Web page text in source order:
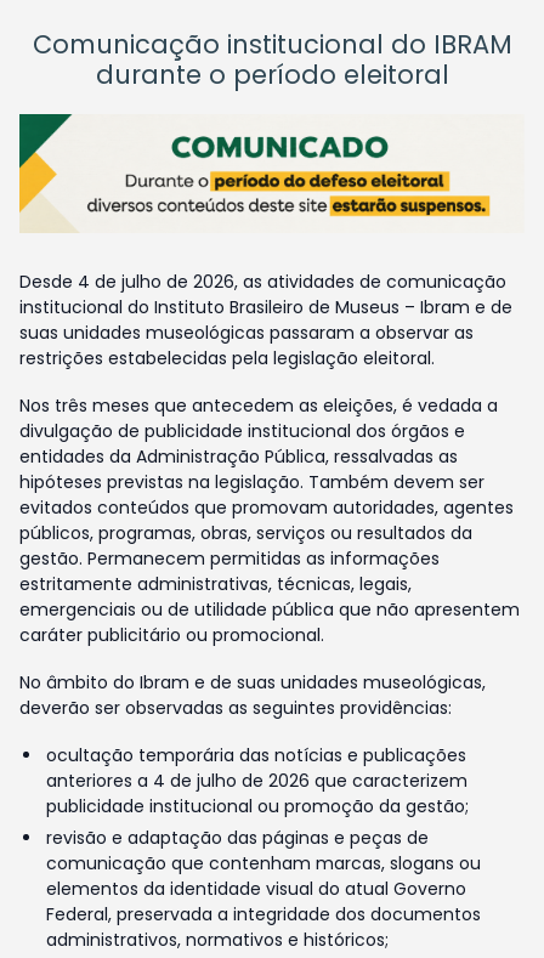
Comunicação institucional do IBRAM
durante o período eleitoral
Desde 4 de julho de 2026, as atividades de comunicação
institucional do Instituto Brasileiro de Museus – Ibram e de
suas unidades museológicas passaram a observar as
restrições estabelecidas pela legislação eleitoral.
Nos três meses que antecedem as eleições, é vedada a
divulgação de publicidade institucional dos órgãos e
entidades da Administração Pública, ressalvadas as
hipóteses previstas na legislação. Também devem ser
evitados conteúdos que promovam autoridades, agentes
públicos, programas, obras, serviços ou resultados da
gestão. Permanecem permitidas as informações
estritamente administrativas, técnicas, legais,
emergenciais ou de utilidade pública que não apresentem
caráter publicitário ou promocional.
No âmbito do Ibram e de suas unidades museológicas,
deverão ser observadas as seguintes providências:
ocultação temporária das notícias e publicações
anteriores a 4 de julho de 2026 que caracterizem
publicidade institucional ou promoção da gestão;
revisão e adaptação das páginas e peças de
comunicação que contenham marcas, slogans ou
elementos da identidade visual do atual Governo
Federal, preservada a integridade dos documentos
administrativos, normativos e históricos;